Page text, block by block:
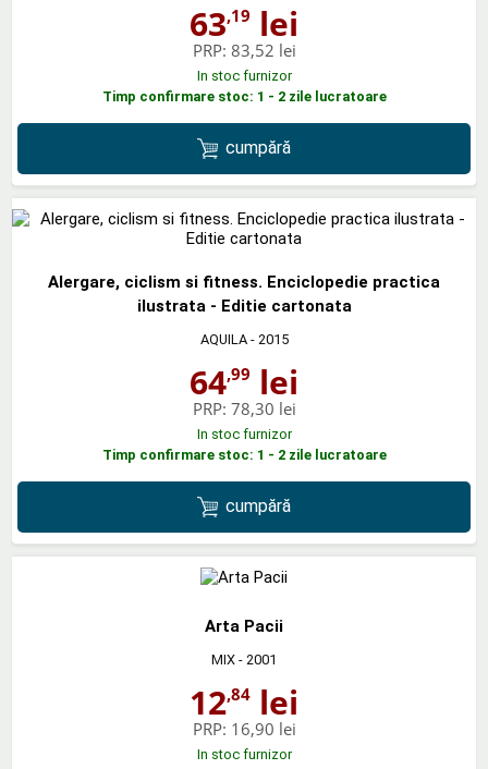
63,19 lei
PRP: 83,52 lei
In stoc furnizor
Timp confirmare stoc: 1 - 2 zile lucratoare
cumpără
Alergare, ciclism si fitness. Enciclopedie practica
ilustrata - Editie cartonata
AQUILA- 2015
64,99 lei
PRP: 78,30 lei
In stoc furnizor
Timp confirmare stoc: 1 - 2 zile lucratoare
cumpără
Arta Pacii
MIX - 2001
12,84 lei
PRP: 16,90 lei
In stoc furnizor